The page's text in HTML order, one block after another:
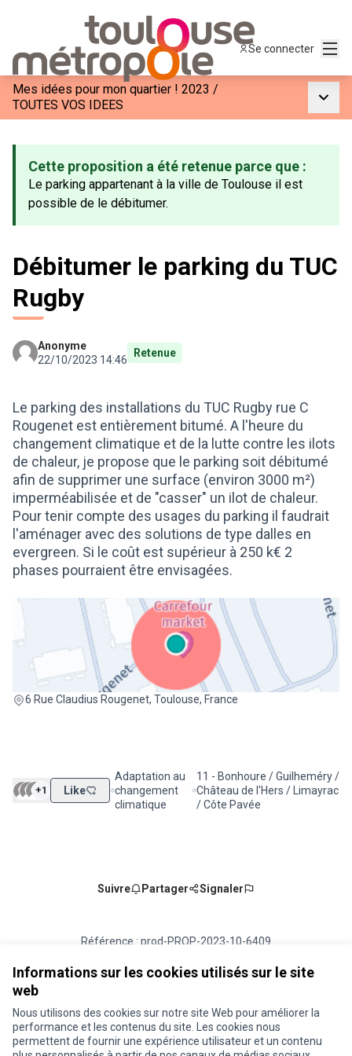
Informations sur les cookies utilisés sur le site
web
Nous utilisons des cookies sur notre site Web pour améliorer la
performance et les contenus du site. Les cookies nous
permettent de fournir une expérience utilisateur et un contenu
Se connecter
Mes idées pour mon quartier ! 2023 /
TOUTES VOS IDEES
Cette proposition a été retenue parce que :
Le parking appartenant à la ville de Toulouse il est
possible de le débitumer.
Débitumer le parking du TUC
Rugby
Anonyme
22/10/2023 14:46
Retenue
Le parking des installations du TUC Rugby rue C
Rougenet est entièrement bitumé. A l'heure du
changement climatique et de la lutte contre les ilots
de chaleur, je propose que le parking soit débitumé
afin de supprimer une surface (environ 3000 m²)
imperméabilisée et de "casser" un ilot de chaleur.
Pour tenir compte des usages du parking il faudrait
l'aménager avec des solutions de type dalles en
evergreen. Si le coût est supérieur à 250 k€ 2
phases pourraient être envisagées.
6 Rue Claudius Rougenet, Toulouse, France
(Lien externe)
+1 Like Filtrer les résultats de la catégorie : Adaptation
Adaptation au
changement
climatique
Filtrer les résultats pour le
11 - Bonhoure / Guilheméry /
Château de l'Hers / Limayrac
/ Côte Pavée
Suivre Partager Signaler
Référence : prod-PROP-2023-10-6409
Vérifiez l'empreinte numérique
Conditions d'utilisation
Paramètres des cookies
Je participe ! sur X
Je participe ! sur Facebook
Je participe ! sur Instagram